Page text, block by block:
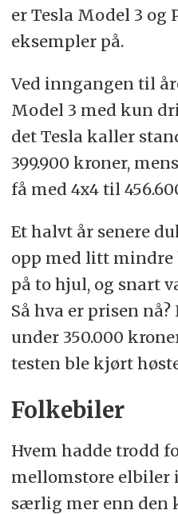
er Tesla Model 3 og
eksempler på.
Ved inngangen til
Model 3 med kun
det Tesla kaller
399.900 kroner,
få med 4x4 til
Et halvt år senere
opp med litt
på to hjul, og snart
Så hva er prisen
under 350.000
testen ble kjørt
Folkebiler
Hvem hadde trodd
mellomstore elbiler
særlig mer enn den